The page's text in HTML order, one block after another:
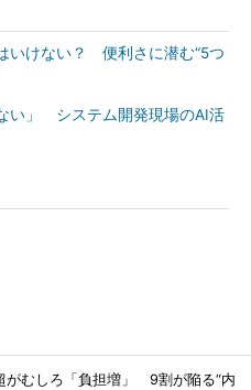
いけない？ 便利さに潜む“5つ
い」 システム開発現場のAI活
がむしろ「負担増」 9割が陥る“内